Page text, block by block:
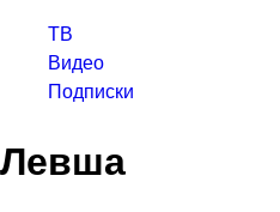
ТВ
Видео
Подписки
Левша